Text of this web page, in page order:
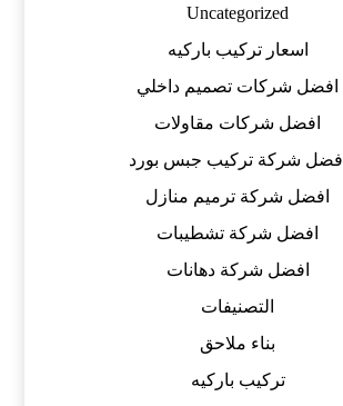
Uncategorized
اسعار تركيب باركيه
افضل شركات تصميم داخلي
افضل شركات مقاولات
افضل شركة تركيب جبس بورد
افضل شركة ترميم منازل
افضل شركة تشطيبات
افضل شركة دهانات
التصنيفات
بناء ملاحق
تركيب باركيه